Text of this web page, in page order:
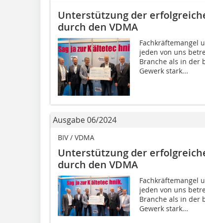
Unterstützung der
durch den VDMA
Fachkräftemangel
jeden von uns
Branche als in der
Gewerk stark...
Ausgabe 06/2024
BIV / VDMA
Unterstützung der
durch den VDMA
Fachkräftemangel
jeden von uns
Branche als in der
Gewerk stark...